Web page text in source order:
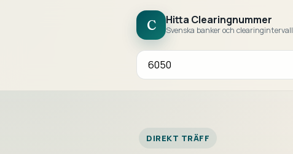
C Hitta Clearingnummer
Svenska banker och clearingintervall
Sök bank eller clearingnummer
DIREKT TRÄFF